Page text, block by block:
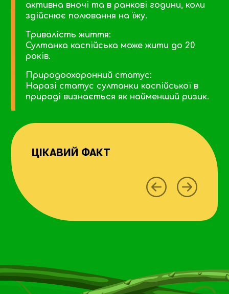
активна вночі та в ранкові години, коли
здійснює полювання на їжу.
Тривалість життя:
Султанка каспійська може жити до 20
років.
Природоохоронний статус:
Наразі статус султанки каспійської в
природі визнається як найменший ризик.
ЦІКАВИЙ ФАКТ